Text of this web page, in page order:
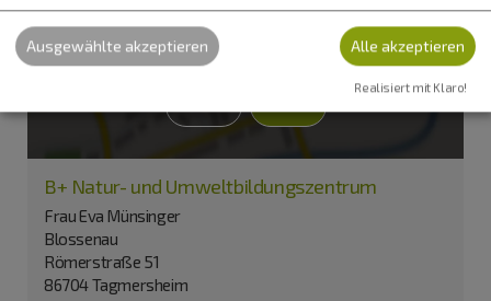
Möchten Sie von OpenStreetMap/Leaflet
bereitgestellte
externe Inhalte laden?
B+ Natur- und Umweltbildungszentrum
Frau Eva Münsinger
Blossenau
Römerstraße 51
86704 Tagmersheim
Ausgewählte akzeptieren Alle akzeptieren
Realisiert mit Klaro!